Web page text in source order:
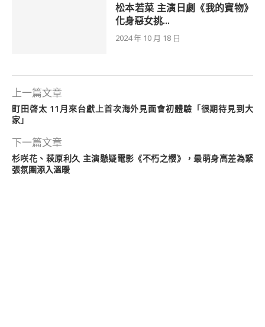
松本若菜 主演日劇《我的寶物》
化身惡女挑...
2024 年 10 月 18 日
上一篇文章
町田啓太 11月來台獻上首次海外見面會初體驗「很期待見到大
家」
下一篇文章
杉咲花、萩原利久 主演懸疑電影《不朽之櫻》，最萌身高差為緊
張氛圍添入溫暖